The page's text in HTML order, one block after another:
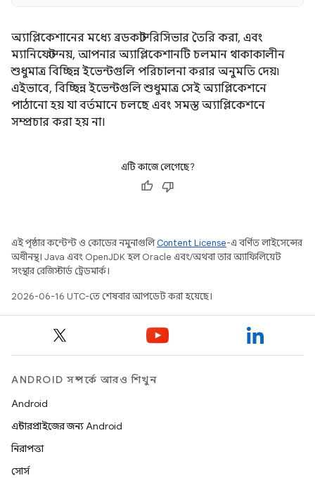
অ্যাপ্লিকেশানের মধ্যে ব্রডকাস্ট রিসিভার তৈরি করা, এবং
ম্যানিফেস্ট নয়, আপনার অ্যাপ্লিকেশানটি চলমান থাকাকালীন
শুধুমাত্র বিচ্ছিন্ন ইভেন্টগুলি পরিচালনা করার অনুমতি দেয়৷
এইভাবে, বিচ্ছিন্ন ইভেন্টগুলি শুধুমাত্র সেই অ্যাপ্লিকেশনে
পাঠানো হয় যা বর্তমানে চলছে এবং সমস্ত অ্যাপ্লিকেশনে
সম্প্রচার করা হয় না।
এটি কাজে লেগেছে?
এই পৃষ্ঠার কন্টেন্ট ও কোডের নমুনাগুলিContent License-এ বর্ণিত লাইসেন্সের
অধীনস্থ। Java এবং OpenJDK হল Oracle এবং/অথবা তার অ্যাফিলিয়েট
সংস্থার রেজিস্টার্ড ট্রেডমার্ক।
2026-06-16 UTC-তে শেষবার আপডেট করা হয়েছে।
ANDROID সম্পর্কে আরও শিখুন
Android
এন্টারপ্রাইজের জন্য Android
নিরাপত্তা
সোর্স